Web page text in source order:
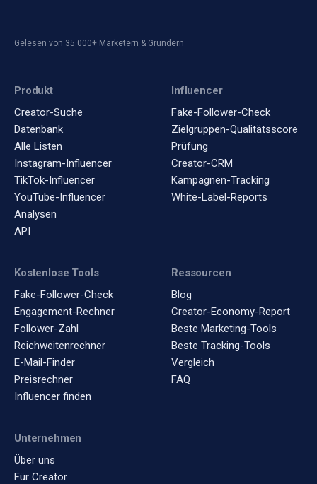
Gelesen von 35.000+ Marketern & Gründern
Produkt
Creator-Suche
Datenbank
Alle Listen
Instagram-Influencer
TikTok-Influencer
YouTube-Influencer
Analysen
API
Influencer
Fake-Follower-Check
Zielgruppen-Qualitätsscore
Prüfung
Creator-CRM
Kampagnen-Tracking
White-Label-Reports
Kostenlose Tools
Fake-Follower-Check
Engagement-Rechner
Follower-Zahl
Reichweitenrechner
E-Mail-Finder
Preisrechner
Influencer finden
Ressourcen
Blog
Creator-Economy-Report
Beste Marketing-Tools
Beste Tracking-Tools
Vergleich
FAQ
Unternehmen
Über uns
Für Creator